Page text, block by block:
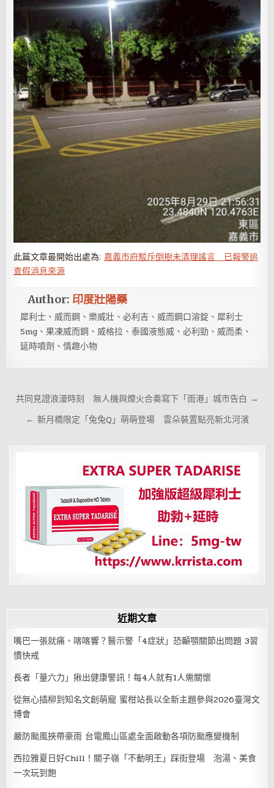
此篇文章最開始出處為: 嘉義市府駁斥倒樹未清理謠言 已報警追
查假消息來源
Author: 印度壯陽藥
犀利士、威而鋼、樂威壯、必利吉、威而鋼口溶錠、犀利士
5mg、果凍威而鋼、威格拉、泰國液態威、必利勁、威而柔、
延時噴劑、情趣小物
文
覽
共同見證浪漫時刻 無人機與煙火合奏寫下「雨港」城市告白 →
← 新月橋限定「兔兔Q」萌萌登場 雲朵裝置點亮新北河濱
近期文章
嘴巴一張就痛、喀喀響？醫示警「4症狀」恐顳顎關節出問題 3習
慣快戒
長者「量六力」揪出健康警訊！每4人就有1人需關懷
從無心插柳到知名文創萌寵 蜜柑站長以全新主題參與2026臺灣文
博會
嚴防颱風挾帶豪雨 台電鳳山區處全面啟動各項防颱應變機制
西拉雅夏日好Chill！關子嶺「不動明王」踩街登場 泡湯、美食
一次玩到飽